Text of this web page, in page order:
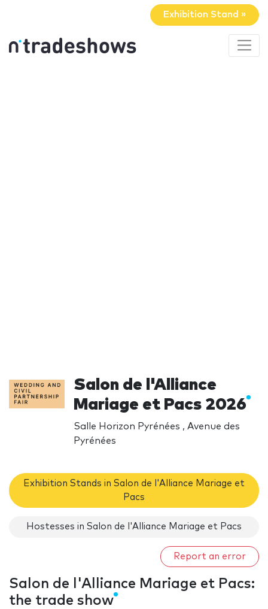
Exhibition Stand »
Salon de l'Alliance
Mariage et Pacs 2026
Salle Horizon Pyrénées , Avenue des
Pyrénées
Exhibition Stands in Salon de l'Alliance Mariage et
Pacs
Hostesses in Salon de l'Alliance Mariage et Pacs
Report an error
Salon de l'Alliance Mariage et Pacs:
the trade show